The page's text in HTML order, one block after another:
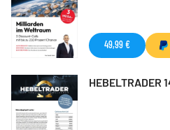
49,99 €
HEBELTRADER